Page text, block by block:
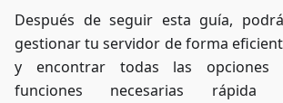
Después de seguir esta guía,
gestionar tu servidor de forma
y encontrar todas las opciones
funciones necesarias rápida